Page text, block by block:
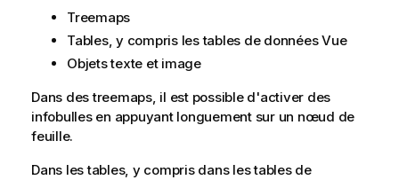
Treemaps
Tables, y compris les tables de données Vue
Objets texte et image
Dans des treemaps, il est possible d'activer des
infobulles en appuyant longuement sur un nœud de
feuille.
Dans les tables, y compris dans les tables de